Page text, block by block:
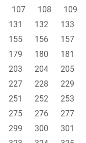
107 108 109
131 132 133
155 156 157
179 180 181
203 204 205
227 228 229
251 252 253
275 276 277
299 300 301